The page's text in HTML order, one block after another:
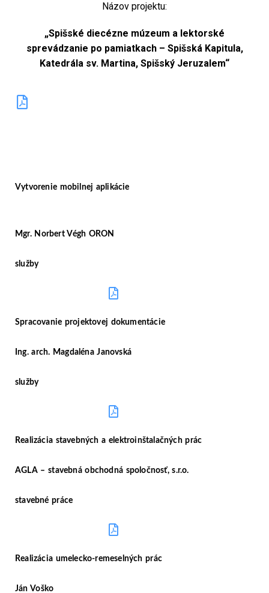
Názov projektu:
„Spišské diecézne múzeum a lektorské
sprevádzanie po pamiatkach – Spišská Kapitula,
Katedrála sv. Martina, Spišský Jeruzalem“
Vytvorenie mobilnej aplikácie
Mgr. Norbert Végh ORON
služby
Spracovanie projektovej dokumentácie
Ing. arch. Magdaléna Janovská
služby
Realizácia stavebných a elektroinštalačných prác
AGLA – stavebná obchodná spoločnosť, s.r.o.
stavebné práce
Realizácia umelecko-remeselných prác
Ján Voško